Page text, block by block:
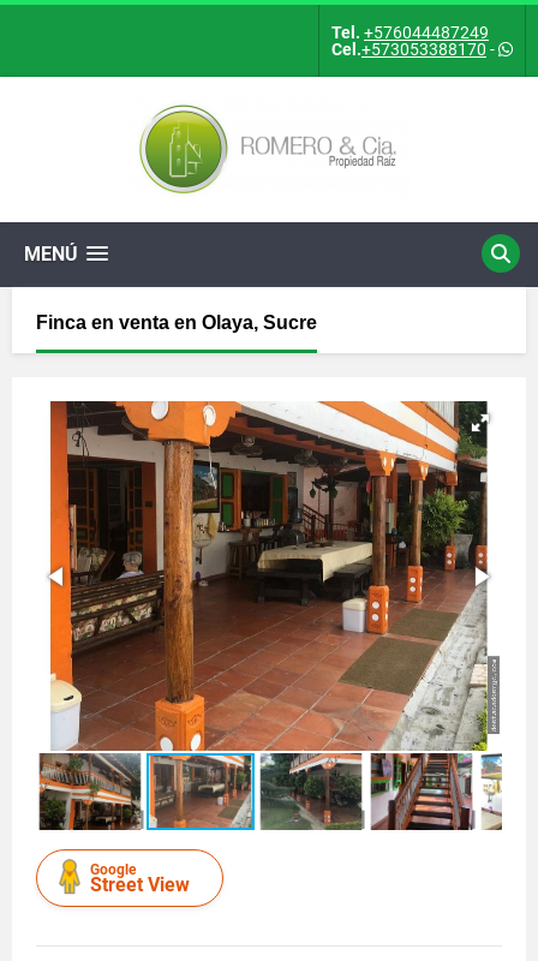
Tel. +576044487249
Cel.+573053388170 -
MENÚ
Finca en venta en Olaya, Sucre
Google
Street View